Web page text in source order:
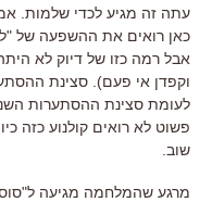
עתה זה מגיע לכדי שלמות.
כאן רואים את ההשפעה של
אבל רמה כזו של דיוק לא
וקפדן אי פעם). סצינת
לעומת סצינת ההסתערות
פשוט לא רואים קולנוע כזה
שוב.
מרגע שהמלחמה מגיעה